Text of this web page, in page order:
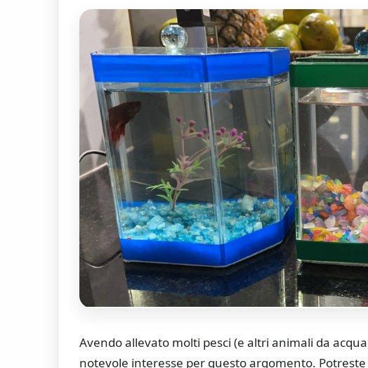
Avendo allevato molti pesci (e altri animali da
notevole interesse per questo argomento.